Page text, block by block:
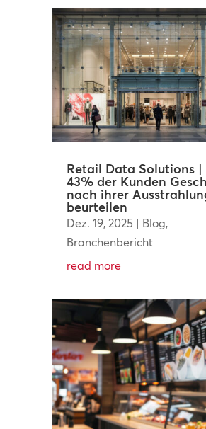
Retail Data Solutions |
43% der Kunden
nach ihrer
beurteilen
Dez. 19, 2025 | Blog,
Branchenbericht
read more